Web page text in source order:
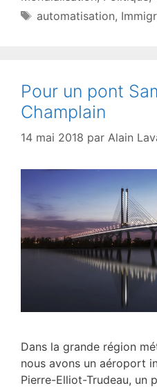
Étiquettes
automatisation,
Pour un pont
Champlain
14 mai 2018 par Alain
Dans la grande région
nous avons un aéroport
Pierre-Elliot-Trudeau, un